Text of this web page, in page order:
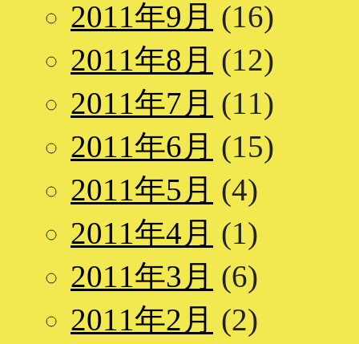
2011年9月 (16)
2011年8月 (12)
2011年7月 (11)
2011年6月 (15)
2011年5月 (4)
2011年4月 (1)
2011年3月 (6)
2011年2月 (2)